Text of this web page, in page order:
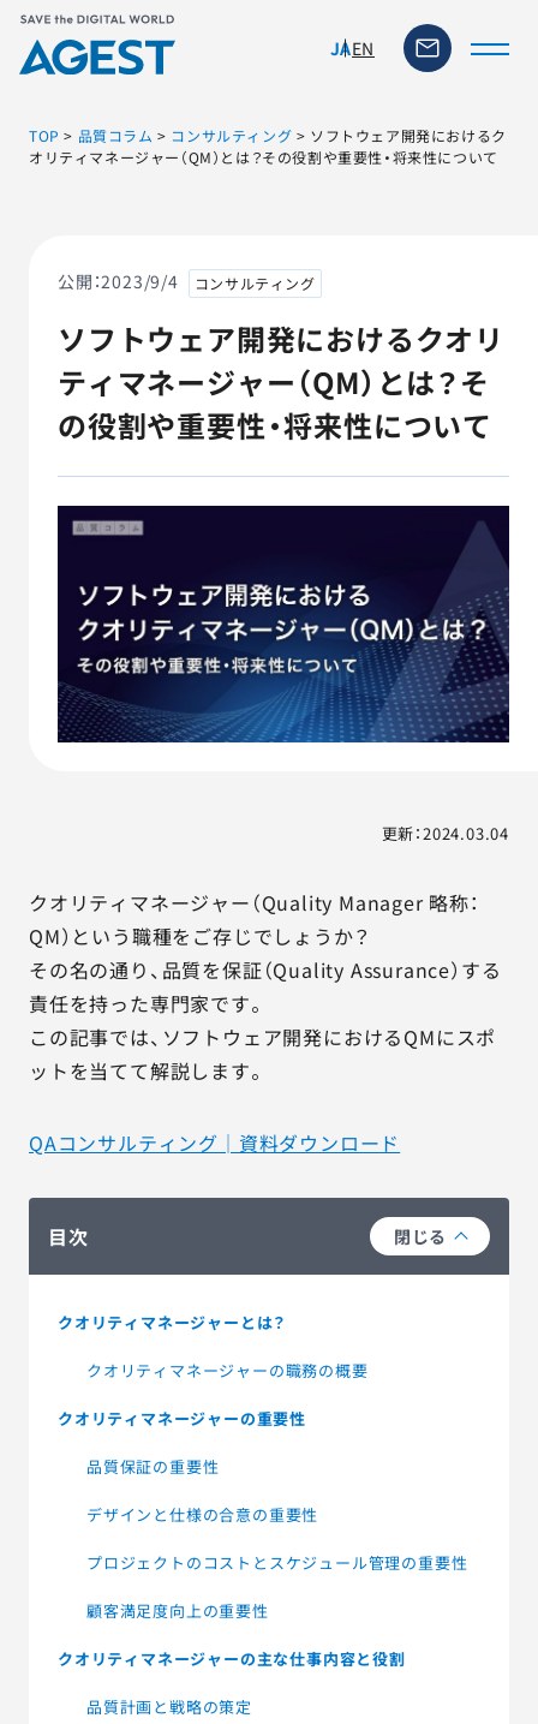
JAEN
ソリューション・サービス
脆弱性リスク管理ツール
TFACT (AIテストツール)
ニュース
AGESTの強み
セミナー・イベント
事例紹介
品質コラム
サービス詳細資料 見積・お問い合わせ
サービスお問い合わせ専用番号
03-6865-4864
（平日9:30〜18:00）
※その他のご連絡は
TOP > 品質コラム > コンサルティング > ソフトウェア開発におけるク
オリティマネージャー（QM）とは？その役割や重要性・将来性について
公開：2023/9/4 コンサルティング
ソフトウェア開発におけるクオリ
ティマネージャー（QM）とは？そ
の役割や重要性・将来性について
更新：2024.03.04
クオリティマネージャー（Quality Manager 略称：
QM）という職種をご存じでしょうか？
その名の通り、品質を保証（Quality Assurance）する
責任を持った専門家です。
この記事では、ソフトウェア開発におけるQMにスポ
ットを当てて解説します。
QAコンサルティング│資料ダウンロード
目次 閉じる
クオリティマネージャーとは？
クオリティマネージャーの職務の概要
クオリティマネージャーの重要性
品質保証の重要性
デザインと仕様の合意の重要性
プロジェクトのコストとスケジュール管理の重要性
顧客満足度向上の重要性
クオリティマネージャーの主な仕事内容と役割
品質計画と戦略の策定